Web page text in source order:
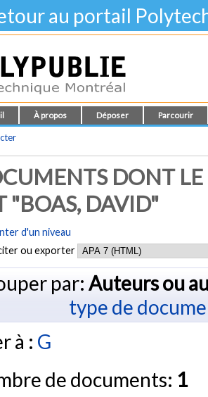
au portail
À propos Déposer Parcourir
DONT
"BOAS, DAVID"
d'un niveau
ou exporter
par: Auteurs ou
type de
à : G
de documents: 1